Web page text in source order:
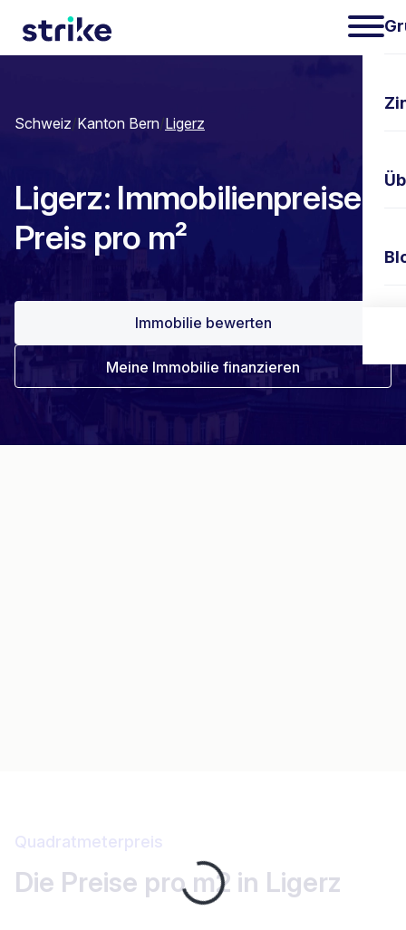
Schweiz/Kanton Bern/Ligerz
Ligerz: Immobilienpreise &
Preis pro m²
Immobilie bewerten
Meine Immobilie finanzieren
Loading...
Quadratmeterpreis
Die Preise pro m2 in Ligerz